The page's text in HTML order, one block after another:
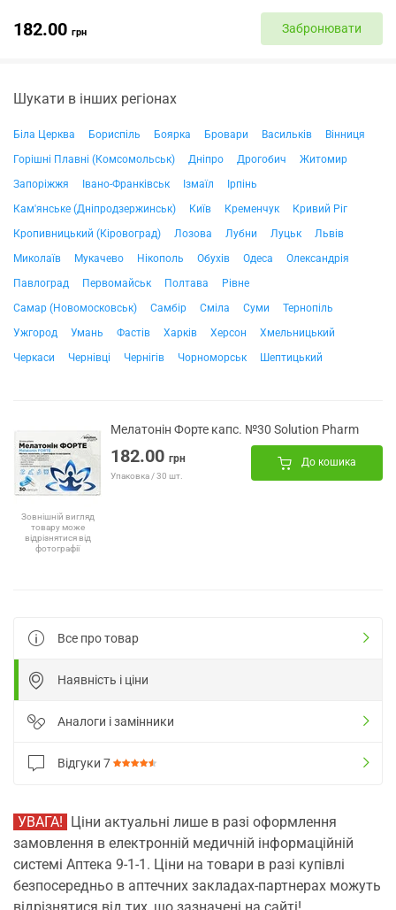
182.00 грн Забронювати
Шукати в інших регіонах
Біла Церква Бориспіль Боярка Бровари Васильків
Вінниця
Горішні Плавні (Комсомольськ)
Дніпро Дрогобич
Житомир
Запоріжжя
Івано-Франківськ Ізмаїл
Ірпінь
Кам'янське (Дніпродзержинськ)
Київ Кременчук
Кривий Ріг
Кропивницький (Кіровоград)
Лозова Лубни Луцьк
Львів
Миколаїв
Мукачево Нікополь Обухів Одеса
Олександрія
Павлоград
Первомайськ Полтава
Рівне
Самар (Новомосковськ)
Самбір Сміла Суми
Тернопіль
Ужгород
Умань Фастів Харків Херсон
Хмельницький
Черкаси
Чернівці Чернігів Чорноморськ Шептицький
Зовнішній вигляд
товару може
відрізнятися від
фотографії
Мелатонін Форте капс. №30 Solution Pharm
182.00 грн
Упаковка / 30 шт.
До кошика
Все про товар
Наявність і ціни
Аналоги і замінники
Відгуки 7
УВАГА! Ціни актуальні лише в разі оформлення
замовлення в електронній медичній інформаційній
системі Аптека 9-1-1. Ціни на товари в разі купівлі
безпосередньо в аптечних закладах-партнерах можуть